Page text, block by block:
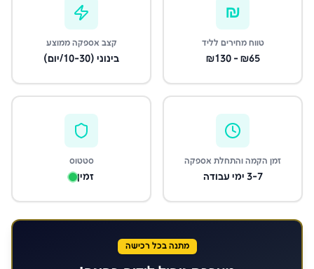
₪
טווח מחירים לליד
₪65 - ₪130
קצב אספקה ממוצע
בינוני (10-30/יום)
זמן הקמה והתחלת אספקה
3-7 ימי עבודה
סטטוס
זמין
מתנה בכל רכישה